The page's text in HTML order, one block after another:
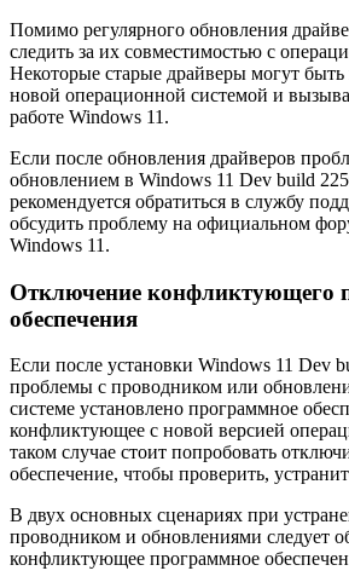
Помимо регулярного обновления
следить за их совместимостью с
Некоторые старые драйверы могут
новой операционной системой и
работе Windows 11.
Если после обновления драйверов
обновлением в Windows 11 Dev build
рекомендуется обратиться в службу
обсудить проблему на официальном
Windows 11.
Отключение конфликтующего
обеспечения
Если после установки Windows 11 Dev
проблемы с проводником или
системе установлено программное
конфликтующее с новой версией
таком случае стоит попробовать
обеспечение, чтобы проверить,
В двух основных сценариях при
проводником и обновлениями следует
конфликтующее программное